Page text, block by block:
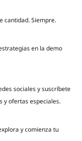
cantidad. Siempre.
en la demo
sociales y suscríbete
y ofertas especiales.
y comienza tu